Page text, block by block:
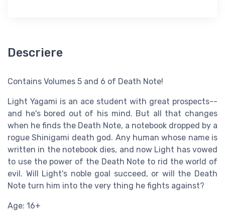
Descriere
Contains Volumes 5 and 6 of Death Note!
Light Yagami is an ace student with great prospects--
and he's bored out of his mind. But all that changes
when he finds the Death Note, a notebook dropped by a
rogue Shinigami death god. Any human whose name is
written in the notebook dies, and now Light has vowed
to use the power of the Death Note to rid the world of
evil. Will Light's noble goal succeed, or will the Death
Note turn him into the very thing he fights against?
Age: 16+